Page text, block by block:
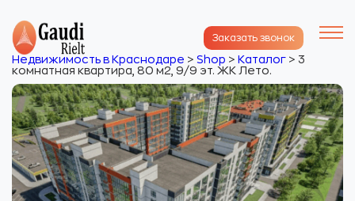
Заказать звонок
Недвижимость в Краснодаре > Shop > Каталог > 3
комнатная квартира, 80 м2, 9/9 эт. ЖК Лето.